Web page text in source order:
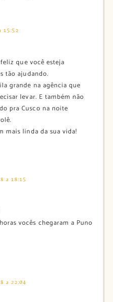
15:52
que você esteja
tão ajudando.
grande na agência que
levar. E também não
pra Cusco na noite
mais linda da sua vida!
a 18:15
vocês chegaram a Puno
a 22:04